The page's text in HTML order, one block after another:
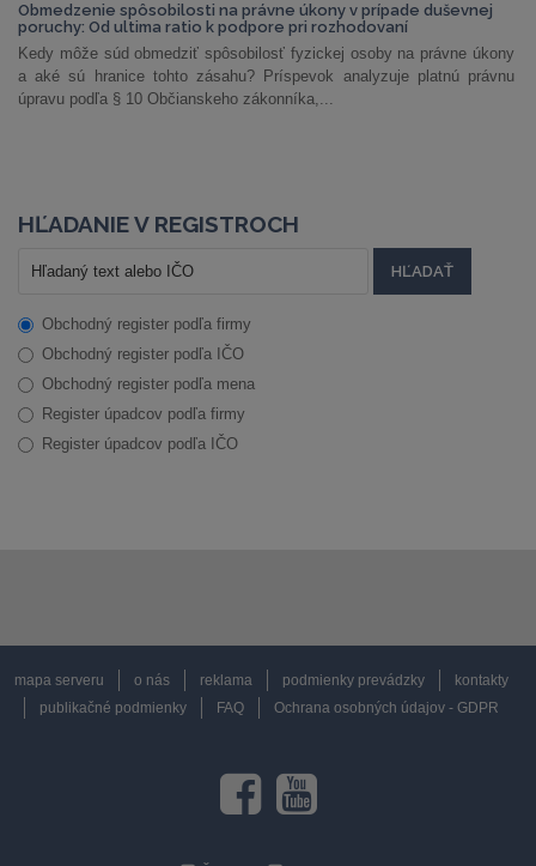
Obmedzenie spôsobilosti na právne úkony v prípade duševnej
poruchy: Od ultima ratio k podpore pri rozhodovaní
Kedy môže súd obmedziť spôsobilosť fyzickej osoby na právne úkony
a aké sú hranice tohto zásahu? Príspevok analyzuje platnú právnu
úpravu podľa § 10 Občianskeho zákonníka,...
HĽADANIE V REGISTROCH
Obchodný register podľa firmy
Obchodný register podľa IČO
Obchodný register podľa mena
Register úpadcov podľa firmy
Register úpadcov podľa IČO
mapa serveru o nás reklama podmienky prevádzky
kontakty
publikačné podmienky
FAQ Ochrana osobných údajov - GDPR